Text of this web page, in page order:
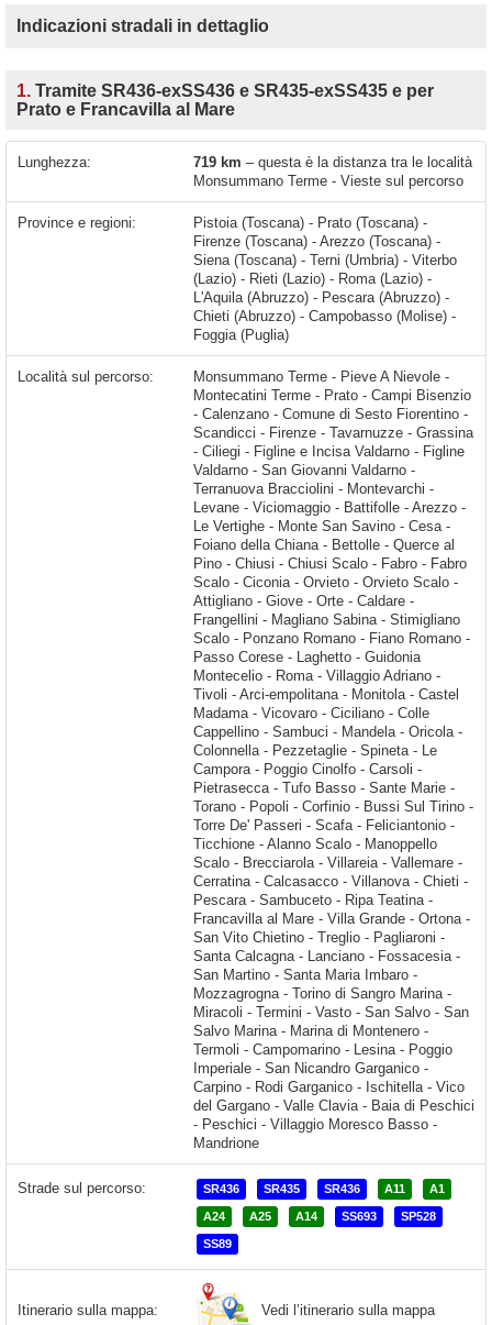
Indicazioni stradali in dettaglio
1. Tramite SR436-exSS436 e SR435-exSS435 e per
Prato e Francavilla al Mare
Lunghezza: 719 km – questa è la distanza tra le località
Monsummano Terme - Vieste sul percorso
Province e regioni:
Pistoia (Toscana) - Prato (Toscana) -
Firenze (Toscana) - Arezzo (Toscana) -
Siena (Toscana) - Terni (Umbria) - Viterbo
(Lazio) - Rieti (Lazio) - Roma (Lazio) -
L'Aquila (Abruzzo) - Pescara (Abruzzo) -
Chieti (Abruzzo) - Campobasso (Molise) -
Foggia (Puglia)
Località sul percorso: Monsummano Terme - Pieve A Nievole - Montecatini Terme - Prato - Campi Bisenzio - Calenzano - Comune di Sesto Fiorentino - Scandicci - Firenze - Tavarnuzze - Grassina - Ciliegi - Figline e Incisa Valdarno - Figline Valdarno - San Giovanni Valdarno - Terranuova Bracciolini - Montevarchi - Levane - Viciomaggio - Battifolle - Arezzo - Le Vertighe - Monte San Savino - Cesa - Foiano della Chiana - Bettolle - Querce al Pino - Chiusi - Chiusi Scalo - Fabro - Fabro Scalo - Ciconia - Orvieto - Orvieto Scalo - Attigliano - Giove
Strade sul percorso: SR436 SR435 SR436 A11 A1
A24 A25 A14 SS693 SP528
SS89
Itinerario sulla mappa: Vedi l’itinerario sulla mappa